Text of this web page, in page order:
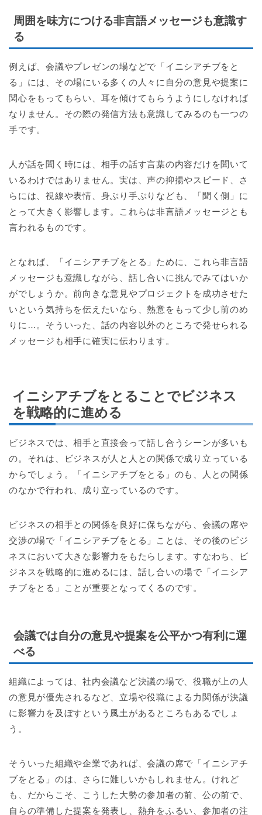
周囲を味方につける非言語メッセージも意識す
る
例えば、会議やプレゼンの場などで「イニシアチブをと
る」には、その場にいる多くの人々に自分の意見や提案に
関心をもってもらい、耳を傾けてもらうようにしなければ
なりません。その際の発信方法も意識してみるのも一つの
手です。
人が話を聞く時には、相手の話す言葉の内容だけを聞いて
いるわけではありません。実は、声の抑揚やスピード、さ
らには、視線や表情、身ぶり手ぶりなども、「聞く側」に
とって大きく影響します。これらは非言語メッセージとも
言われるものです。
となれば、「イニシアチブをとる」ために、これら非言語
メッセージも意識しながら、話し合いに挑んでみてはいか
がでしょうか。前向きな意見やプロジェクトを成功させた
いという気持ちを伝えたいなら、熱意をもって少し前のめ
りに…。そういった、話の内容以外のところで発せられる
メッセージも相手に確実に伝わります。
イニシアチブをとることでビジネス
を戦略的に進める
ビジネスでは、相手と直接会って話し合うシーンが多いも
の。それは、ビジネスが人と人との関係で成り立っている
からでしょう。「イニシアチブをとる」のも、人との関係
のなかで行われ、成り立っているのです。
ビジネスの相手との関係を良好に保ちながら、会議の席や
交渉の場で「イニシアチブをとる」ことは、その後のビジ
ネスにおいて大きな影響力をもたらします。すなわち、ビ
ジネスを戦略的に進めるには、話し合いの場で「イニシア
チブをとる」ことが重要となってくるのです。
会議では自分の意見や提案を公平かつ有利に運
べる
組織によっては、社内会議など決議の場で、役職が上の人
の意見が優先されるなど、立場や役職による力関係が決議
に影響力を及ぼすという風土があるところもあるでしょ
う。
そういった組織や企業であれば、会議の席で「イニシアチ
ブをとる」のは、さらに難しいかもしれません。けれど
も、だからこそ、こうした大勢の参加者の前、公の前で、
自らの準備した提案を発表し、熱弁をふるい、参加者の注